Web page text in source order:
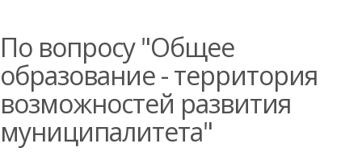
По вопросу "Общее
образование - территория
возможностей развития
муниципалитета"